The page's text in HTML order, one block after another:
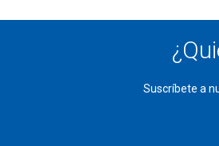
Suscríbete a